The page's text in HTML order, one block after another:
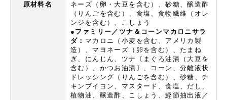
原材料名
ネーズ（卵・大豆を含む）、砂糖、醸造酢
（りんごを含む）、食塩、食物繊維（オレ
ンジを含む）、こしょう
●ファミリー／ツナ＆コーンマカロニサラ
ダ： マカロニ（小麦を含む、アメリカ製
造）、マヨネーズ（卵を含む）、たまね
ぎ、にんじん、ツナ〔まぐろ油漬（大豆を
含む）、かつお油漬〕、コーン、分離液状
ドレッシング（りんごを含む）、砂糖、チ
キンブイヨン、マスタード、食塩、だし、
植物油、醸造酢、こしょう、鰹節抽出液／